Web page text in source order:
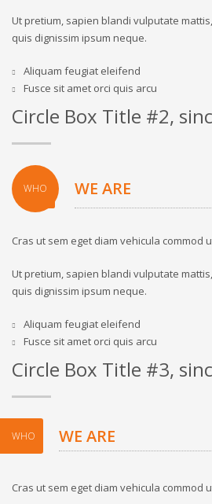
Ut pretium, sapien blandi vulputate
quis dignissim ipsum neque.
Aliquam feugiat eleifend
Fusce sit amet orci quis arcu
Circle Box Title #2,
WHO WE ARE
Cras ut sem eget diam vehicula commod
Ut pretium, sapien blandi vulputate
quis dignissim ipsum neque.
Aliquam feugiat eleifend
Fusce sit amet orci quis arcu
Circle Box Title #3,
WHO WE ARE
Cras ut sem eget diam vehicula commod